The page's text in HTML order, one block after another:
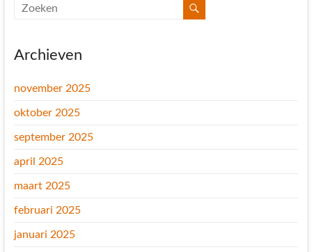
Archieven
november 2025
oktober 2025
september 2025
april 2025
maart 2025
februari 2025
januari 2025